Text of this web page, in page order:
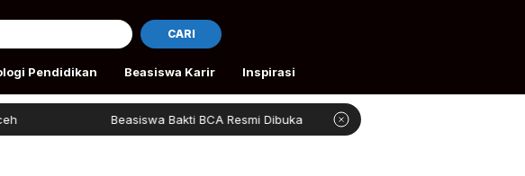
CARI
Pendidikan Beasiswa Karir Inspirasi
Beasiswa Bakti BCA Resmi Dibuka